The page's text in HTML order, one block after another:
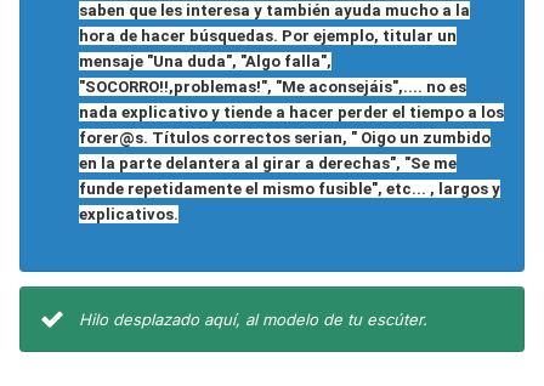
saben que les interesa y también ayuda mucho a la
hora de hacer búsquedas. Por ejemplo, titular un
mensaje "Una duda", "Algo falla",
"SOCORRO!!,problemas!", "Me aconsejáis",.... no es
nada explicativo y tiende a hacer perder el tiempo a los
forer@s. Títulos correctos serian, " Oigo un zumbido
en la parte delantera al girar a derechas", "Se me
funde repetidamente el mismo fusible", etc... , largos y
explicativos.
Hilo desplazado aquí, al modelo de tu escúter.